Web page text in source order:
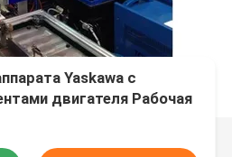
Yaskawa с
двигателя Рабочая
до +50°C